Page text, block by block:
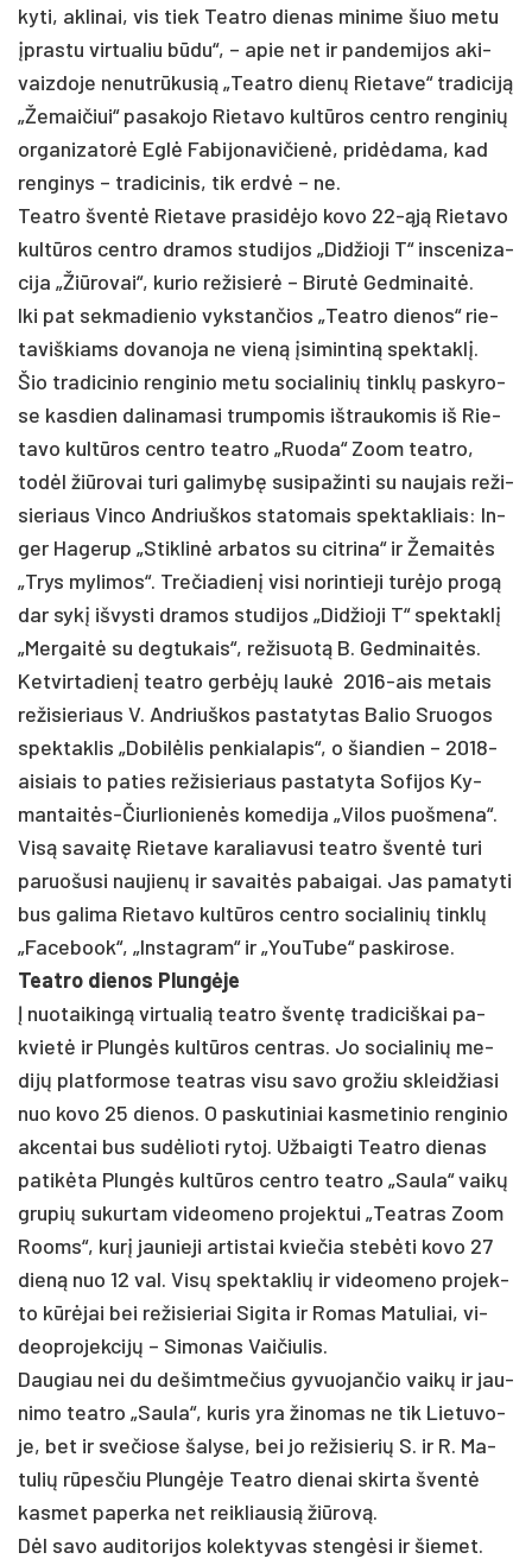
ky­ti, ak­li­nai, vis tiek Teat­ro die­nas mi­ni­me šiuo me­tu
įpras­tu vir­tua­liu būdu“, – apie net ir pan­de­mi­jos aki­
vaiz­do­je ne­nutrū­ku­sią „Teat­ro dienų Rie­ta­ve“ tra­di­ciją
„Že­mai­čiui“ pa­sa­ko­jo Rie­ta­vo kultū­ros cent­ro ren­gi­nių
or­ga­ni­za­torė Eglė Fa­bi­jo­na­vi­čienė, pri­dėda­ma, kad
ren­gi­nys – tra­di­ci­nis, tik erdvė – ne.
Teat­ro šventė Rie­ta­ve pra­si­dėjo ko­vo 22-ąją Rie­ta­vo
kultū­ros cent­ro dra­mos stu­di­jos „Did­žio­ji T“ ins­ce­ni­za­
ci­ja „Žiū­ro­vai“, ku­rio re­ži­sierė – Bi­rutė Ged­mi­naitė.
Iki pat sek­ma­die­nio vyks­tan­čios „Teat­ro die­nos“ rie­
ta­viš­kiams do­va­no­ja ne vieną įsi­min­tiną spek­taklį.
Šio tra­di­ci­nio ren­gi­nio me­tu so­cia­li­nių tinklų pa­sky­ro­
se kas­dien da­li­na­ma­si trum­po­mis išt­rau­ko­mis iš Rie­
ta­vo kultū­ros cent­ro teat­ro „Ruo­da“ Zoom teat­ro,
todėl žiū­ro­vai tu­ri ga­li­mybę su­si­pa­žin­ti su nau­jais re­ži­
sie­riaus Vin­co And­riuš­kos sta­to­mais spek­tak­liais: In­
ger Ha­ge­rup „Stik­linė ar­ba­tos su cit­ri­na“ ir Že­maitės
„Trys my­li­mos“. Tre­čia­dienį vi­si no­rin­tie­ji turė­jo pro­gą
dar sykį iš­vys­ti dra­mos stu­di­jos „Did­žio­ji T“ spek­taklį
„Mer­gaitė su deg­tu­kais“, re­ži­suotą B. Ged­mi­naitės.
Ket­vir­ta­dienį teat­ro gerbėjų laukė 2016-ais me­tais
re­ži­sie­riaus V. And­riuš­kos pa­sta­ty­tas Ba­lio Sruo­gos
spek­tak­lis „Do­bilė­lis pen­kia­la­pis“, o šian­dien – 2018-
ai­siais to pa­ties re­ži­sie­riaus pa­sta­ty­ta So­fi­jos Ky­
man­taitės-Čiur­lio­nienės ko­me­di­ja „Vi­los puoš­me­na“.
Visą sa­vaitę Rie­ta­ve ka­ra­lia­vu­si teat­ro šventė tu­ri
pa­ruo­šu­si nau­jienų ir sa­vaitės pa­bai­gai. Jas pa­ma­ty­ti
bus ga­li­ma Rie­ta­vo kultū­ros cent­ro so­cia­li­nių tinklų
„Fa­ce­book“, „Ins­tag­ram“ ir „You­Tu­be“ pa­ski­ro­se.
Teat­ro die­nos Plungė­je
Į nuo­tai­kingą vir­tua­lią teat­ro šventę tra­di­ciš­kai pa­
kvietė ir Plungės kultū­ros cent­ras. Jo so­cia­li­nių me­
dijų plat­for­mo­se teat­ras vi­su sa­vo gro­žiu skleid­žia­si
nuo ko­vo 25 die­nos. O pa­sku­ti­niai kas­me­ti­nio ren­gi­nio
ak­cen­tai bus su­dėlio­ti ry­toj. Už­baig­ti Teat­ro die­nas
pa­tikė­ta Plungės kultū­ros cent­ro teat­ro „Sau­la“ vaikų
gru­pių su­kur­tam vi­deo­me­no pro­jek­tui „Teat­ras Zoom
Rooms“, kurį jau­nie­ji ar­tis­tai kvie­čia stebė­ti ko­vo 27
dieną nuo 12 val. Visų spek­tak­lių ir vi­deo­me­no pro­jek­
to kūrėjai bei re­ži­sie­riai Si­gi­ta ir Ro­mas Ma­tu­liai, vi­
deop­ro­jek­cijų – Si­mo­nas Vai­čiu­lis.
Dau­giau nei du de­šimt­me­čius gy­vuo­jan­čio vaikų ir jau­
ni­mo teat­ro „Sau­la“, ku­ris yra ži­no­mas ne tik Lie­tu­vo­
je, bet ir sve­čio­se ša­ly­se, bei jo re­ži­sie­rių S. ir R. Ma­
tu­lių rūpes­čiu Plungė­je Teat­ro die­nai skir­ta šventė
kas­met pa­per­ka net reik­liau­sią žiū­rovą.
Dėl sa­vo au­di­to­ri­jos ko­lek­ty­vas stengė­si ir šie­met.